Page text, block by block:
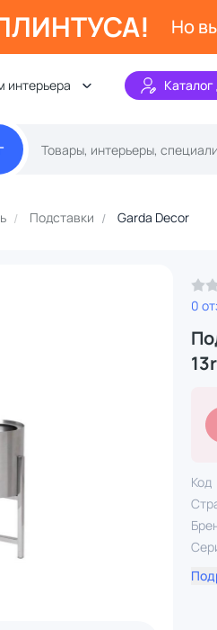
Но
интерьера
Подставки Garda Decor
0
Код